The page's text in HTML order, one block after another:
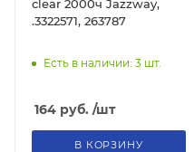
clear 2000ч Jazzway,
.3322571, 263787
Есть в наличии: 3 шт.
164 руб. /шт
В КОРЗИНУ